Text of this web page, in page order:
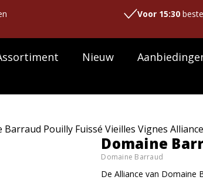
Voor 15:30
Nieuw
Barraud Pouilly Fuissé Vieilles Vignes Alliance
Domaine
Domaine Barraud
De Alliance van Domaine